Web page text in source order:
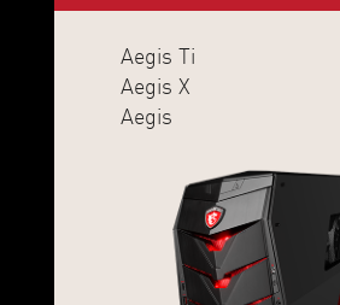
Aegis Ti
Aegis X
Aegis